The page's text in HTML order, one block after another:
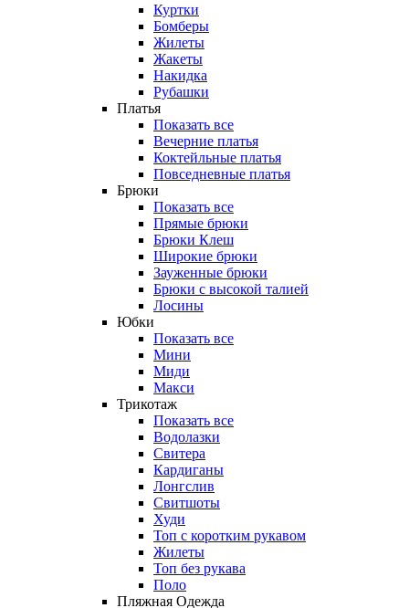
Куртки
Бомберы
Жилеты
Жакеты
Накидка
Рубашки
Платья
Показать все
Вечерние платья
Коктейльные платья
Повседневные платья
Брюки
Показать все
Прямые брюки
Брюки Клеш
Широкие брюки
Зауженные брюки
Брюки с высокой талией
Лосины
Юбки
Показать все
Мини
Миди
Макси
Трикотаж
Показать все
Водолазки
Свитера
Кардиганы
Лонгслив
Свитшоты
Худи
Топ с коротким рукавом
Жилеты
Топ без рукава
Поло
Пляжная Одежда